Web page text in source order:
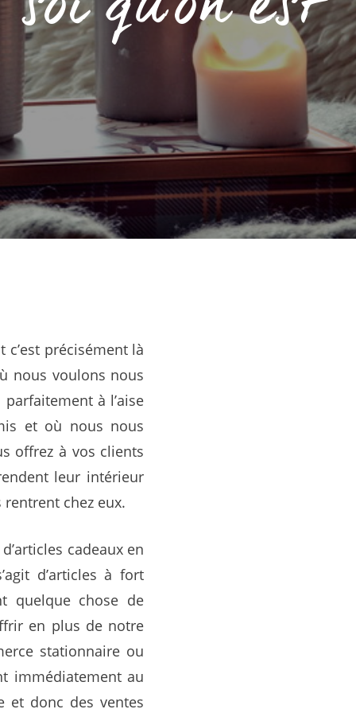
précisément là
nous voulons nous
à l’aise
et où nous nous
offrez à vos clients
leur intérieur
chez eux.
cadeaux en
d’articles à fort
quelque chose de
en plus de notre
stationnaire ou
immédiatement au
et donc des ventes